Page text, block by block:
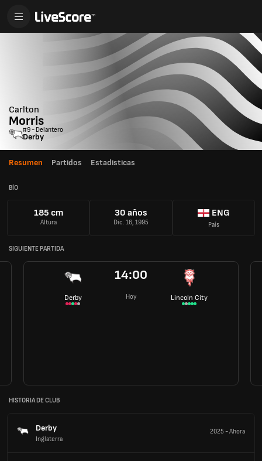
Carlton
Morris
#9 - Delantero
Derby
Resumen Partidos Estadisticas
BÍO
185 cm
Altura
30 años
Dic. 16, 1995
ENG
País
SIGUIENTE PARTIDA
Derby
14:00
Hoy Lincoln City
HISTORIA DE CLUB
Derby
Inglaterra
2025 -Ahora